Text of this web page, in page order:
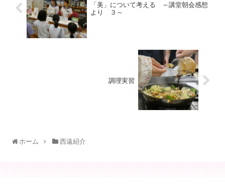
「美」について考える ～講堂朝会感想
より ３～
調理実習
ホーム 西遠紹介